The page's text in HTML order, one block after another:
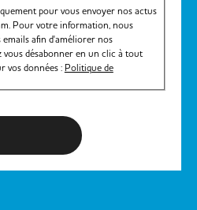
pour vous envoyer nos actus
Pour votre information, nous
emails afin d'améliorer nos
désabonner en un clic à tout
vos données : Politique de